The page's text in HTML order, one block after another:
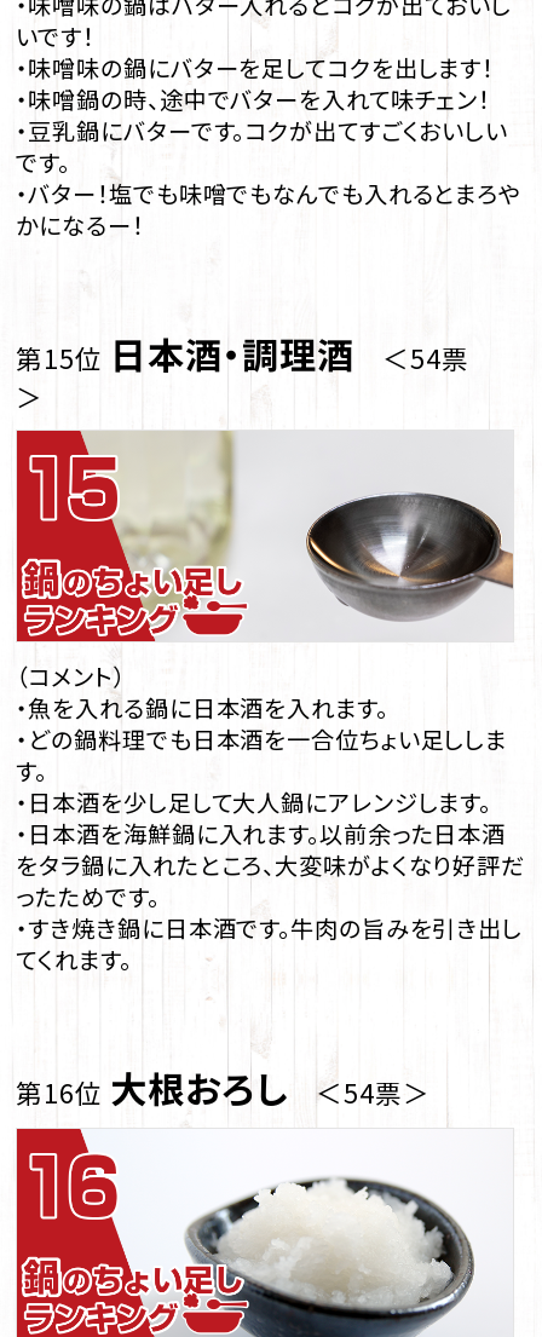
いです！
・味噌味の鍋にバターを足してコクを出します！
・味噌鍋の時、途中でバターを入れて味チェン！
・豆乳鍋にバターです。コクが出てすごくおいしい
です。
・バター！塩でも味噌でもなんでも入れるとまろや
かになるー！
第15位 日本酒・調理酒 ＜54票
＞
（コメント）
・魚を入れる鍋に日本酒を入れます。
・どの鍋料理でも日本酒を一合位ちょい足ししま
す。
・日本酒を少し足して大人鍋にアレンジします。
・日本酒を海鮮鍋に入れます。以前余った日本酒
をタラ鍋に入れたところ、大変味がよくなり好評だ
ったためです。
・すき焼き鍋に日本酒です。牛肉の旨みを引き出し
てくれます。
第16位 大根おろし ＜54票＞